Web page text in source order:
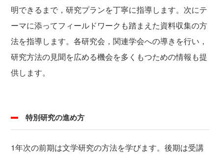
明できるまで，研究プランを丁寧に指導します。次にテ
ーマに添ってフィールドワークも踏まえた資料収集の方
法を指導します。各研究会，関連学会への導きを行い，
研究方法の見聞を広める機会を多くもつための情報も提
供します。
特別研究の進め方
1年次の前期は文学研究の方法を学びます。後期は受講